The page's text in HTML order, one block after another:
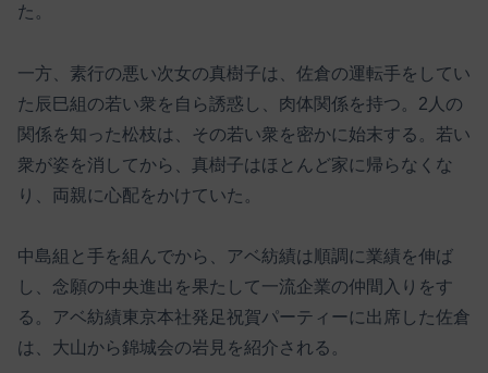
た。
一方、素行の悪い次女の真樹子は、佐倉の運転手をしてい
た辰巳組の若い衆を自ら誘惑し、肉体関係を持つ。2人の
関係を知った松枝は、その若い衆を密かに始末する。若い
衆が姿を消してから、真樹子はほとんど家に帰らなくな
り、両親に心配をかけていた。
中島組と手を組んでから、アベ紡績は順調に業績を伸ば
し、念願の中央進出を果たして一流企業の仲間入りをす
る。アベ紡績東京本社発足祝賀パーティーに出席した佐倉
は、大山から錦城会の岩見を紹介される。